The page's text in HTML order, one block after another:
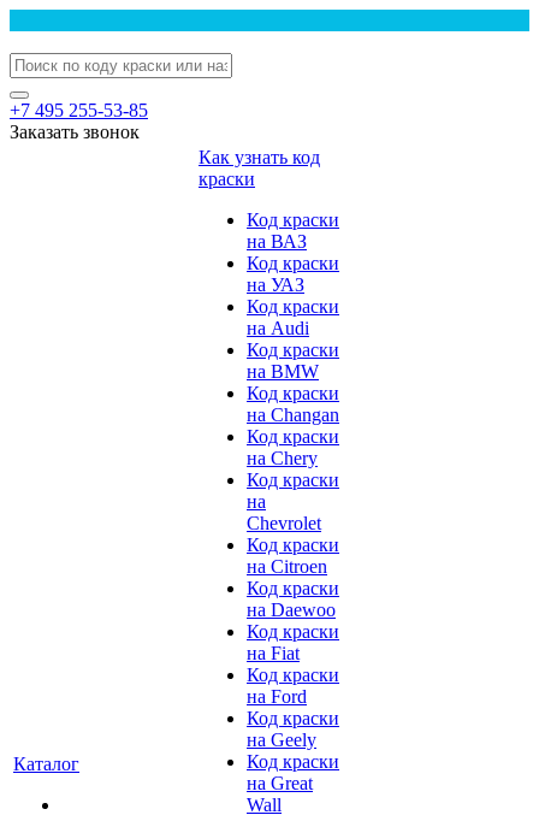
+7 495 255-53-85
Заказать звонок
Каталог
Как узнать код
краски
Код краски
на ВАЗ
Код краски
на УАЗ
Код краски
на Audi
Код краски
на BMW
Код краски
на Changan
Код краски
на Chery
Код краски
на
Chevrolet
Код краски
на Citroen
Код краски
на Daewoo
Код краски
на Fiat
Код краски
на Ford
Код краски
на Geely
Код краски
на Great
Wall